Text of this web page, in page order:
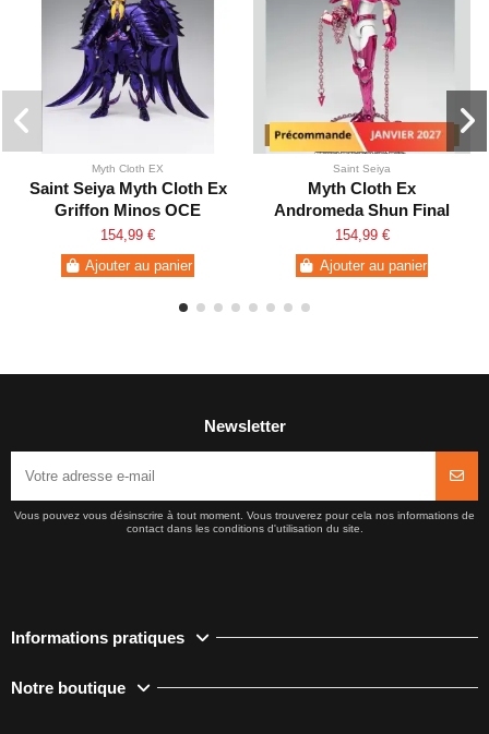
Myth Cloth EX
Saint Seiya Myth Cloth Ex
Griffon Minos OCE
154,99 €
Ajouter au panier
Précommande - Janvier 2027
Saint Seiya
Myth Cloth Ex
Andromeda Shun Final
Bronze OCE
154,99 €
Ajouter au panier
Newsletter
Vous pouvez vous désinscrire à tout moment. Vous trouverez pour cela nos informations de
contact dans les conditions d'utilisation du site.
Informations pratiques
Notre boutique